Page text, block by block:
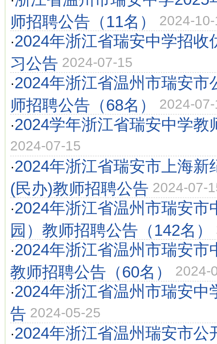
师招聘公告（11名）
2024-
·2024年浙江省瑞安中学招收
习公告 2024-07-15
·2024年浙江省温州市瑞安市
师招聘公告（68名）
2024-
·2024学年浙江省瑞安中学教
2024-07-15
·2024年浙江省瑞安市上海新
(民办)教师招聘公告 2024-07-
·2024年浙江省温州市瑞安市
园）教师招聘公告（142名）
·2024年浙江省温州市瑞安市
教师招聘公告（60名）
2024-
·2024年浙江省温州市瑞安中
告 2024-05-25
·2024年浙江省温州瑞安市公